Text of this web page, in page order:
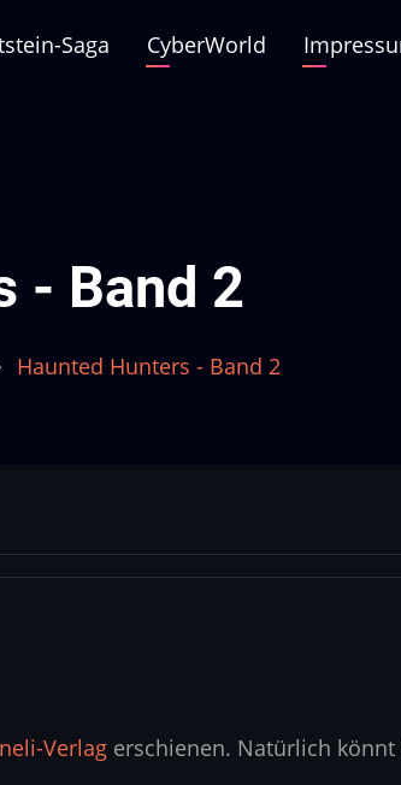
Saga CyberWorld
- Band 2
Haunted Hunters - Band 2
Verlag erschienen. Natürlich